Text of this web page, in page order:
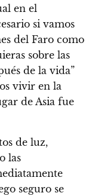
en el
si vamos
del Faro como
sobre las
de la vida”
vivir en la
de Asia fue
de luz,
las
seguro se